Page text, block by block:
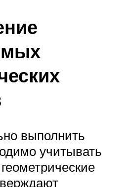
выполнить
учитывать